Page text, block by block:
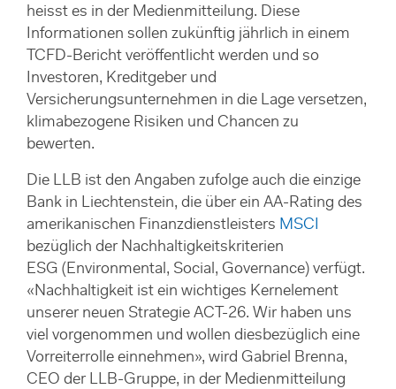
heisst es in der Medienmitteilung. Diese
Informationen sollen zukünftig jährlich in einem
TCFD-Bericht veröffentlicht werden und so
Investoren, Kreditgeber und
Versicherungsunternehmen in die Lage versetzen,
klimabezogene Risiken und Chancen zu
bewerten.
Die LLB ist den Angaben zufolge auch die einzige
Bank in Liechtenstein, die über ein AA-Rating des
amerikanischen Finanzdienstleisters MSCI
bezüglich der Nachhaltigkeitskriterien
ESG (Environmental, Social, Governance) verfügt.
«Nachhaltigkeit ist ein wichtiges Kernelement
unserer neuen Strategie ACT-26. Wir haben uns
viel vorgenommen und wollen diesbezüglich eine
Vorreiterrolle einnehmen», wird Gabriel Brenna,
CEO der LLB-Gruppe, in der Medienmitteilung